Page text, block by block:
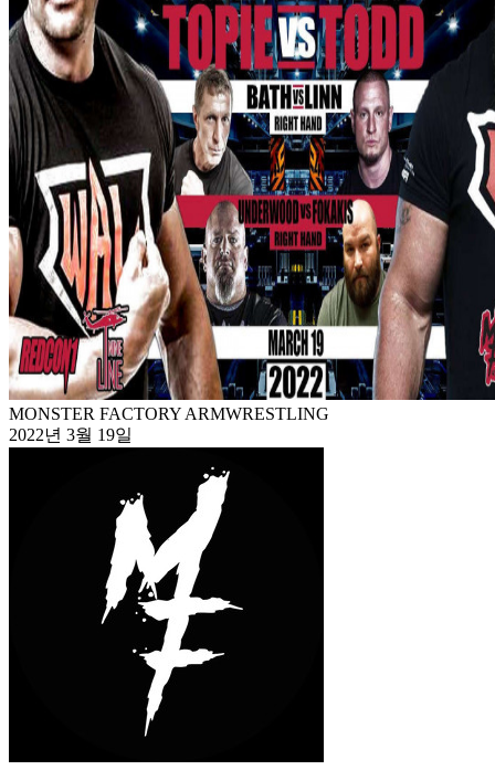
MONSTER FACTORY ARMWRESTLING
2022년 3월 19일